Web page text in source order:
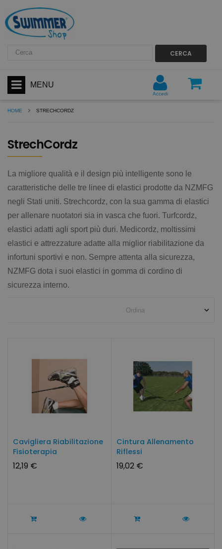
CERCA
MENU
Accedi
HOME STRECHCORDZ
StrechCordz
La migliore qualità e il design più intelligente sono le
caratteristiche delle tre linee di elastici prodotte da NZMFG
negli Stati uniti. Strechcordz, con la sua gamma di elastici
per allenare nuotatori sia in vasca che fuori. Turfcordz,
elastici adatti agli sport più duri. Medicordz, moltissimi
elastici e attrezzature adatte alla miglior riabilitazione da
infortuni sportivi e non. Sempre attenta alla sicurezza,
NZMFG dota i suoi elastici in gomma di cordino di
sicurezza interno.
Cavigliera Riabilitazione
Fisioterapia
12,19 €
Cintura Allenamento
Riflessi
19,02 €